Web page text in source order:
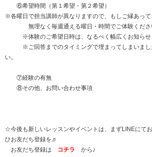
⑥希望時間（第１希望・第２希望）
※各曜日で担当講師が異なりますので、もしご縁あって
無理なく毎週通える曜日・時間でご体験くださ
※体験のご希望日時は、なるべく幅広くお知らせ
※ご回答までのタイミングで埋まってしまいまし
い。
⑦経験の有無
⑧その他、お問い合わせ事項
☆今後も新しいレッスンやイベントは、まずLINEにて
ひお友だち登録を♬
お友だち登録は
コチラ から♪